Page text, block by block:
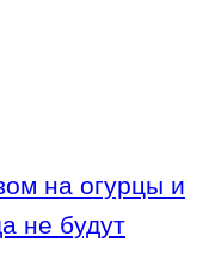
на огурцы и
не будут